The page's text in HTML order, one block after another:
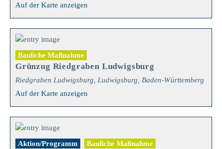
Auf der Karte anzeigen
Bauliche Maßnahme
Grünzug Riedgraben Ludwigsburg
Riedgraben Ludwigsburg, Ludwigsburg, Baden-Württemberg
Auf der Karte anzeigen
Aktion/Programm Bauliche Maßnahme